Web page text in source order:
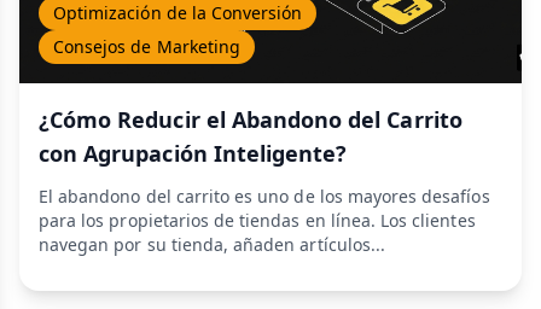
Optimización de la Conversión
Consejos de Marketing
¿Cómo Reducir el Abandono del Carrito
con Agrupación Inteligente?
El abandono del carrito es uno de los mayores desafíos
para los propietarios de tiendas en línea. Los clientes
navegan por su tienda, añaden artículos...